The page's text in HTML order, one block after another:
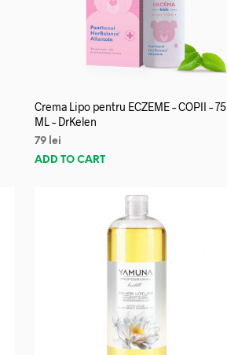
Crema Lipo pentru ECZEME – COPII – 75
ML – DrKelen
79 lei
ADD TO CART